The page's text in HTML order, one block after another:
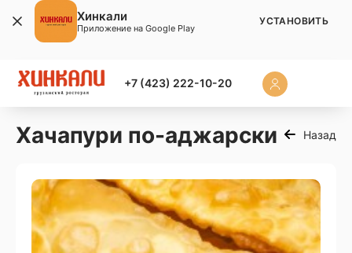
+7 (423) 222-10-20
Хачапури по-аджарски Назад
Хинкали
Приложение на Google Play
УСТАНОВИТЬ